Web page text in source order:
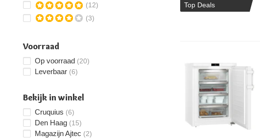
Top Deals
(12)
(3)
Voorraad
Op voorraad (20)
Leverbaar (6)
Bekijk in winkel
Cruquius (6)
Den Haag (15)
Magazijn Ajtec (2)